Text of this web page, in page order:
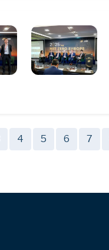
4 5 6 7